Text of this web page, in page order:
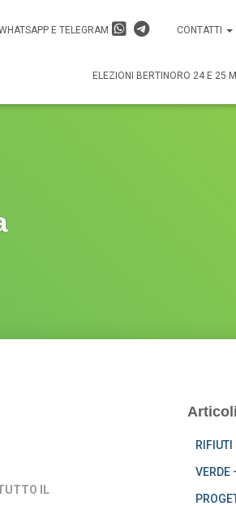
E TELEGRAM CONTATTI
ELEZIONI BERTINORO 24 E 25
IL
RIFIUTI
VERDE